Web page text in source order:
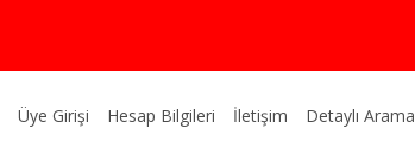
Üye Girişi Hesap Bilgileri İletişim Detaylı Arama